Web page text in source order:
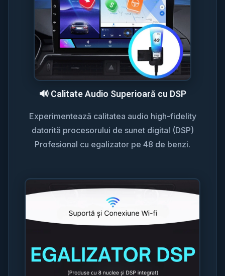
🔊 Calitate Audio Superioară cu DSP
Experimentează calitatea audio high-fidelity
datorită procesorului de sunet digital (DSP)
Profesional cu egalizator pe 48 de benzi.